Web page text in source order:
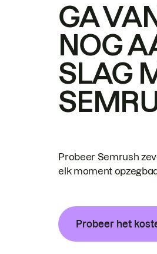
GA
NOG
SLAG
Probeer Semrush
elk moment
Probeer het